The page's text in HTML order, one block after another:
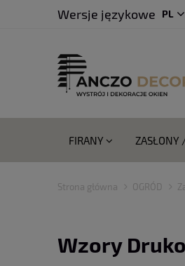
Wersje językowe PL
FIRANY ZASŁONY
Strona główna OGRÓD
Wzory